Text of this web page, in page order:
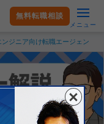
無料転職相談
メニュー
ンジニア向け転職エージェント